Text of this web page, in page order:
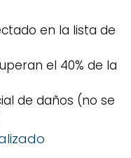
en la lista de
el 40% de la
de daños (no se